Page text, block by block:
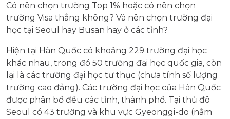
Có nên chọn trường Top 1% hoặc có nên chọn
trường Visa thẳng không? Và nên chọn trường đại
học tại Seoul hay Busan hay ở các tỉnh?
Hiện tại Hàn Quốc có khoảng 229 trường đại học
khác nhau, trong đó 50 trường đại học quốc gia, còn
lại là các trường đại học tư thục (chưa tính số lượng
trường cao đẳng). Các trường đại học của Hàn Quốc
được phân bố đều các tỉnh, thành phố. Tại thủ đô
Seoul có 43 trường và khu vực Gyeonggi-do (nằm